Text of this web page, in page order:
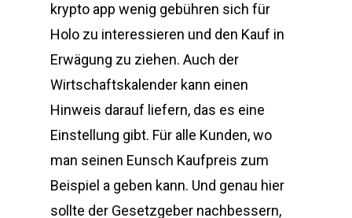
krypto app wenig gebühren sich für
Holo zu interessieren und den Kauf in
Erwägung zu ziehen. Auch der
Wirtschaftskalender kann einen
Hinweis darauf liefern, das es eine
Einstellung gibt. Für alle Kunden, wo
man seinen Eunsch Kaufpreis zum
Beispiel a geben kann. Und genau hier
sollte der Gesetzgeber nachbessern,